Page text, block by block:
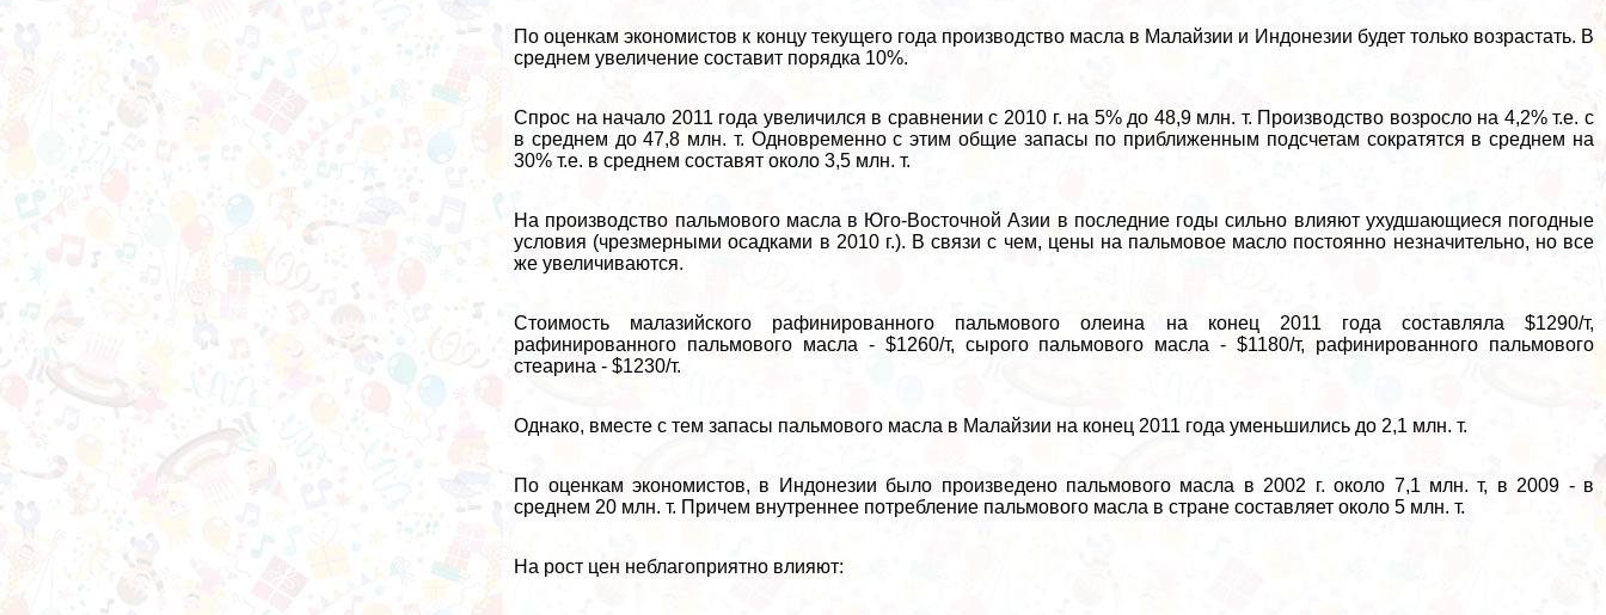
По оценкам экономистов к концу текущего года производство масла в Малайзии и Индонезии будет только возрастать. В
среднем увеличение составит порядка 10%.
Спрос на начало 2011 года увеличился в сравнении с 2010 г. на 5% до 48,9 млн. т. Производство возросло на 4,2% т.е. с
в среднем до 47,8 млн. т. Одновременно с этим общие запасы по приближенным подсчетам сократятся в среднем на
30% т.е. в среднем составят около 3,5 млн. т.
На производство пальмового масла в Юго-Восточной Азии в последние годы сильно влияют ухудшающиеся погодные
условия (чрезмерными осадками в 2010 г.). В связи с чем, цены на пальмовое масло постоянно незначительно, но все
же увеличиваются.
Стоимость малазийского рафинированного пальмового олеина на конец 2011 года составляла $1290/т,
рафинированного пальмового масла - $1260/т, сырого пальмового масла - $1180/т, рафинированного пальмового
стеарина - $1230/т.
Однако, вместе с тем запасы пальмового масла в Малайзии на конец 2011 года уменьшились до 2,1 млн. т.
По оценкам экономистов, в Индонезии было произведено пальмового масла в 2002 г. около 7,1 млн. т, в 2009 - в
среднем 20 млн. т. Причем внутреннее потрeбление пальмового масла в стране составляет около 5 млн. т.
На рост цен нeблагоприятно влияют: